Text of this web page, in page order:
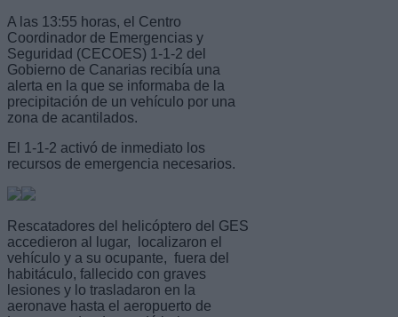
A las 13:55 horas, el Centro
Coordinador de Emergencias y
Seguridad (CECOES) 1-1-2 del
Gobierno de Canarias recibía una
alerta en la que se informaba de la
precipitación de un vehículo por una
zona de acantilados.
El 1-1-2 activó de inmediato los
recursos de emergencia necesarios.
Rescatadores del helicóptero del GES
accedieron al lugar, localizaron el
vehículo y a su ocupante, fuera del
habitáculo, fallecido con graves
lesiones y lo trasladaron en la
aeronave hasta el aeropuerto de